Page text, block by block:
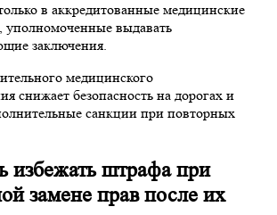
в аккредитованные медицинские
уполномоченные выдавать
заключения.
медицинского
снижает безопасность на дорогах и
санкции при повторных
избежать штрафа при
замене прав после их